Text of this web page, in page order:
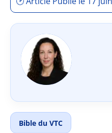
Bible du VTC